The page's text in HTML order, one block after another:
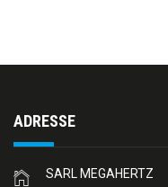
ADRESSE
SARL MEGAHERTZ